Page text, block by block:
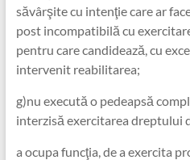
săvârşite cu intenţie care ar
post incompatibilă cu
pentru care candidează, cu
intervenit reabilitarea;
g)nu execută o pedeapsă
interzisă exercitarea dreptului
a ocupa funcţia, de a exercita